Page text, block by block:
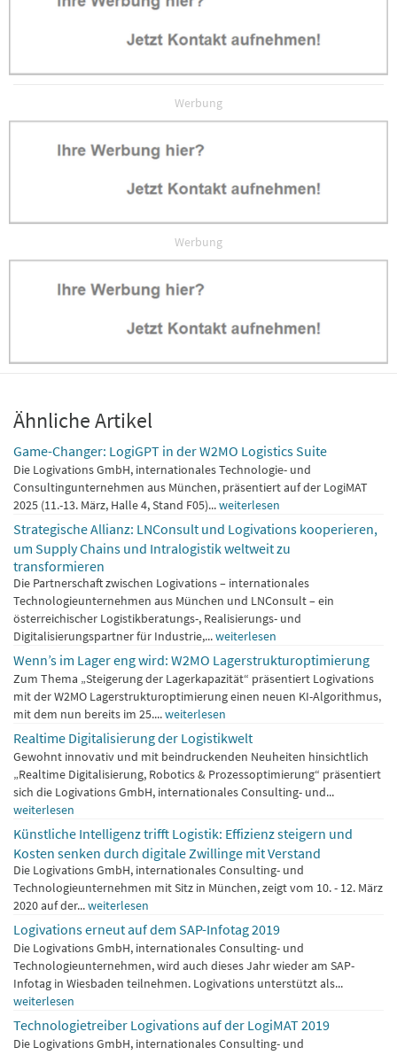
Werbung
Werbung
Ähnliche Artikel
Game-Changer: LogiGPT in der W2MO Logistics Suite
Die Logivations GmbH, internationales Technologie- und
Consultingunternehmen aus München, präsentiert auf der LogiMAT
2025 (11.-13. März, Halle 4, Stand F05)...weiterlesen
Strategische Allianz: LNConsult und Logivations kooperieren,
um Supply Chains und Intralogistik weltweit zu
transformieren
Die Partnerschaft zwischen Logivations – internationales
Technologieunternehmen aus München und LNConsult – ein
österreichischer Logistikberatungs-, Realisierungs- und
Digitalisierungspartner für Industrie,...weiterlesen
Wenn’s im Lager eng wird: W2MO Lagerstrukturoptimierung
Zum Thema „Steigerung der Lagerkapazität“ präsentiert Logivations
mit der W2MO Lagerstrukturoptimierung einen neuen KI-Algorithmus,
mit dem nun bereits im 25....weiterlesen
Realtime Digitalisierung der Logistikwelt
Gewohnt innovativ und mit beindruckenden Neuheiten hinsichtlich
„Realtime Digitalisierung, Robotics & Prozessoptimierung“ präsentiert
sich die Logivations GmbH, internationales Consulting- und...
weiterlesen
Künstliche Intelligenz trifft Logistik: Effizienz steigern und
Kosten senken durch digitale Zwillinge mit Verstand
Die Logivations GmbH, internationales Consulting- und
Technologieunternehmen mit Sitz in München, zeigt vom 10. - 12. März
2020 auf der...weiterlesen
Logivations erneut auf dem SAP-Infotag 2019
Die Logivations GmbH, internationales Consulting- und
Technologieunternehmen, wird auch dieses Jahr wieder am SAP-
Infotag in Wiesbaden teilnehmen. Logivations unterstützt als...
weiterlesen
Technologietreiber Logivations auf der LogiMAT 2019
Die Logivations GmbH, internationales Consulting- und